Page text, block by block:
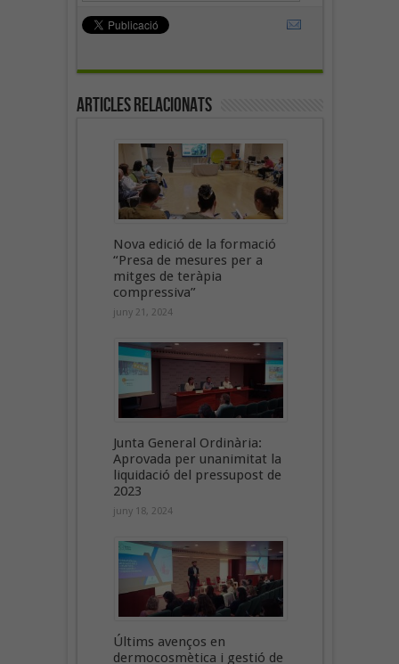
Articles Relacionats
Nova edició de la formació
“Presa de mesures per a
mitges de teràpia
compressiva”
juny 21, 2024
Junta General Ordinària:
Aprovada per unanimitat la
liquidació del pressupost de
2023
juny 18, 2024
Últims avenços en
dermocosmètica i gestió de